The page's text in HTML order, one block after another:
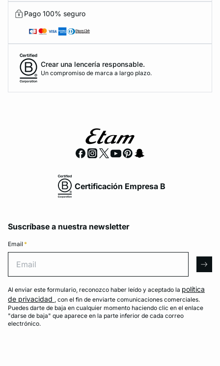
Pago 100% seguro
Crear una lencería responsable.
Un compromiso de marca a largo plazo.
Certificación Empresa B
Suscríbase a nuestra newsletter
Email *
Al enviar este formulario, reconozco haber leído y aceptado la política
de privacidad , con el fin de enviarte comunicaciones comerciales.
Puedes darte de baja en cualquier momento haciendo clic en el enlace
"darse de baja" que aparece en la parte inferior de cada correo
electrónico.